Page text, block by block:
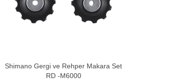
Shimano Gergi ve Rehper Makara Set
RD -M6000